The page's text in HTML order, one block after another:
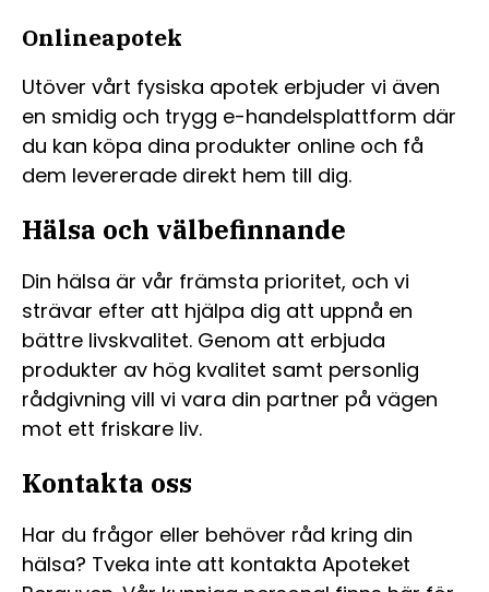
Onlineapotek
Utöver vårt fysiska apotek erbjuder vi även
en smidig och trygg e-handelsplattform där
du kan köpa dina produkter online och få
dem levererade direkt hem till dig.
Hälsa och välbefinnande
Din hälsa är vår främsta prioritet, och vi
strävar efter att hjälpa dig att uppnå en
bättre livskvalitet. Genom att erbjuda
produkter av hög kvalitet samt personlig
rådgivning vill vi vara din partner på vägen
mot ett friskare liv.
Kontakta oss
Har du frågor eller behöver råd kring din
hälsa? Tveka inte att kontakta Apoteket